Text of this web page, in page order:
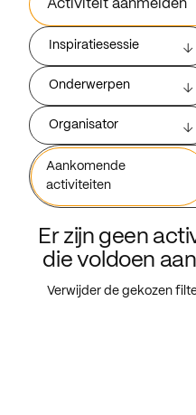
Activiteit aanmelden
Inspiratiesessie
Onderwerpen
Organisator
Aankomende
activiteiten
Er zijn geen
die voldoen
Verwijder de gekozen